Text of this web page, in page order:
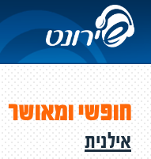
חופשי ומאושר
אילנית